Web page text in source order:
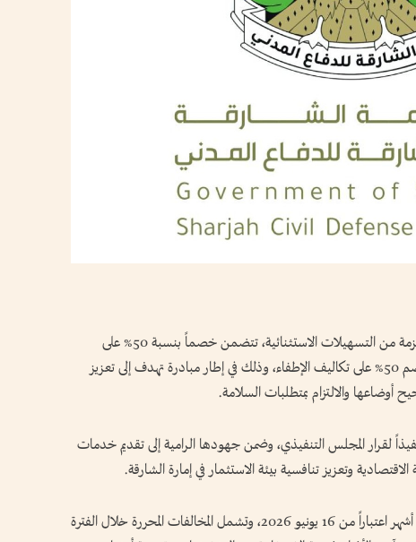
أعلنت هيئة الشارقة للدفاع المدني تطبيق حزمة من التسهيلات الاستثنائية، تتضمن خصماً بنسبة 50% على
جميع مخالفات الدفاع المدني، إضافة إلى خصم 50% على تكاليف الإطفاء، وذلك في إطار مبادرة تهدف إلى تعزيز
أوضاعها والالتزام بمتطلبات السلامة.
لقرار المجلس التنفيذي، وضمن جهودها الرامية إلى تقديم خدمات
وتعزيز تنافسية بيئة الاستثمار في إمارة الشارقة.
وبيّنت أن فترة الاستفادة من المبادرة تمتد 3 أشهر اعتباراً من 16 يونيو 2026، وتشمل المخالفات المحررة خلال الفترة